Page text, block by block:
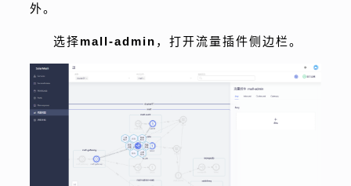
外。
选择mall-admin ，打开流量插件侧边栏。